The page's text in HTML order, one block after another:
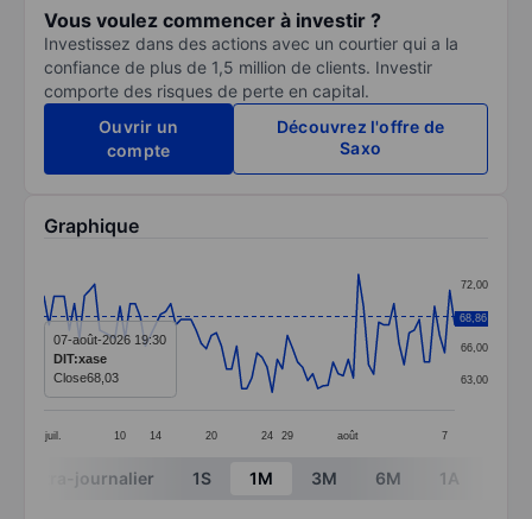
Vous voulez commencer à investir ?
Investissez dans des actions avec un courtier qui a la
confiance de plus de 1,5 million de clients. Investir
comporte des risques de perte en capital.
Ouvrir un
compte
Découvrez l'offre de
Saxo
Graphique
Line chart with 82 data points.
The chart has 1 X axis displaying categories.
The chart has 1 Y axis displaying values. Data
juil. 10 14 20 24 29 août 7
63,00
66,00
69,00
72,00
68,86
07-août-2026 19:30
DIT:xase
Close68,03
End of interactive chart.
Intra-journalier 1S 1M 3M 6M 1A